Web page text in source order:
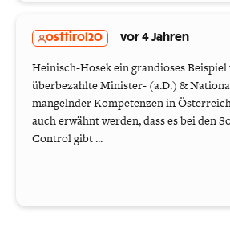
osttirol20 vor 4 Jahren
Heinisch-Hosek ein grandioses
überbezahlte Minister- (a.D.) &
mangelnder Kompetenzen in
auch erwähnt werden, dass es bei den
Control gibt ...